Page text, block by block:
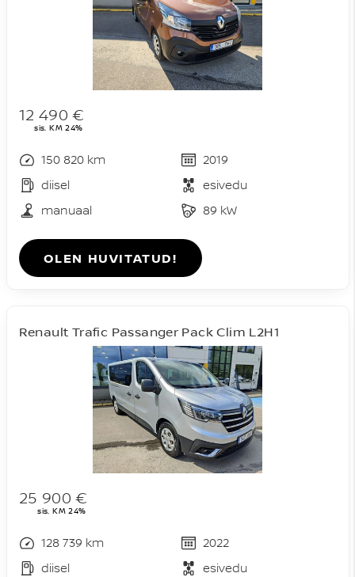
12 490 €
sis. KM 24%
150 820 km
2019
diisel
esivedu
manuaal
89 kW
OLEN HUVITATUD!
Renault Trafic Passanger Pack Clim L2H1
25 900 €
sis. KM 24%
128 739 km
2022
diisel
esivedu